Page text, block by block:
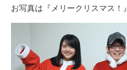
お写真は『メリークリスマス！』